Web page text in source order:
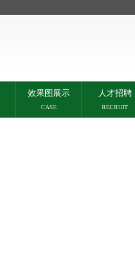
效果图展示
CASE
人才招聘
RECRUIT